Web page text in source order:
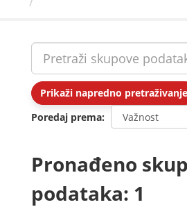
Prikaži napredno pretraživanje
Poredaj prema
Pronađeno
podataka: 1